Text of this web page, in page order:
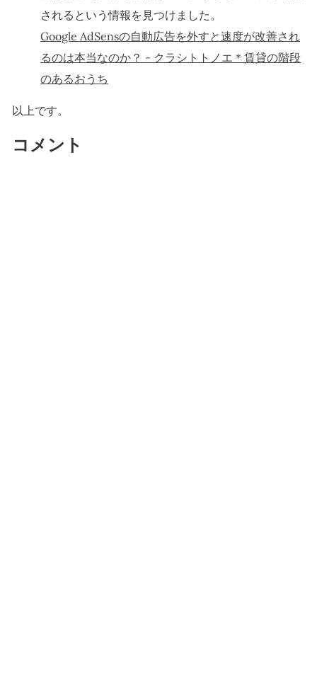
されるという情報を見つけました。
Google AdSensの自動広告を外すと速度が改善され
るのは本当なのか？ - クラシトトノエ＊賃貸の階段
のあるおうち
以上です。
コメント